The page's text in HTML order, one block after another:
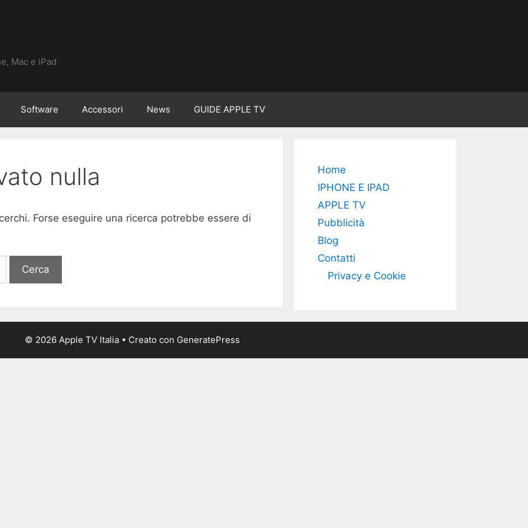
Mac e iPad
Software Accessori News GUIDE APPLE TV
nulla
Forse eseguire una ricerca potrebbe essere di
Home
IPHONE E IPAD
APPLE TV
Pubblicità
Blog
Contatti
Privacy e Cookie
© 2026 Apple TV Italia• Creato con GeneratePress